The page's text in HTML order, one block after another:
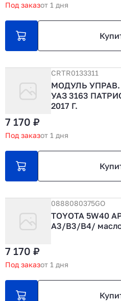
Под заказот 1 дня
CRTR0133311
МОДУЛЬ
УАЗ 3163
2017 Г.
7 170 ₽
Под заказот 1 дня
0888080375GO
TOYOTA 5W40
A3/B3/B4/
7 170 ₽
Под заказот 1 дня